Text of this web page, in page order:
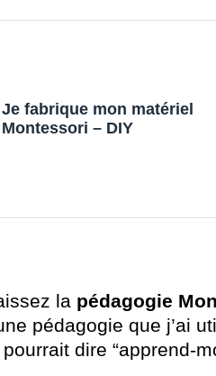
Je fabrique mon matériel
Montessori – DIY
la pédagogie
pédagogie que j’ai
dire “apprend-